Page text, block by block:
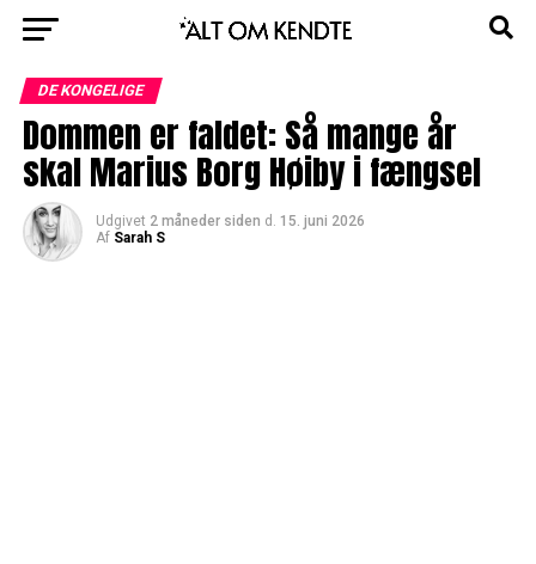
DE KONGELIGE
Dommen er faldet: Så mange år
skal Marius Borg Høiby i fængsel
Udgivet 2 måneder siden d. 15. juni 2026
Af Sarah S